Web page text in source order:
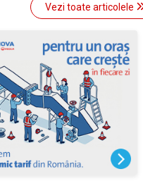
Vezi toate articolele